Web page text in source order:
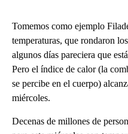
Tomemos como ejemplo
temperaturas, que rondaron
algunos días pareciera que
Pero el índice de calor (la
se percibe en el cuerpo)
miércoles.
Decenas de millones de